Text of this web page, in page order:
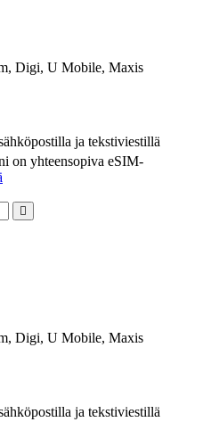
Digi, U Mobile, Maxis
ja tekstiviestillä
on yhteensopiva eSIM-
Digi, U Mobile, Maxis
ja tekstiviestillä